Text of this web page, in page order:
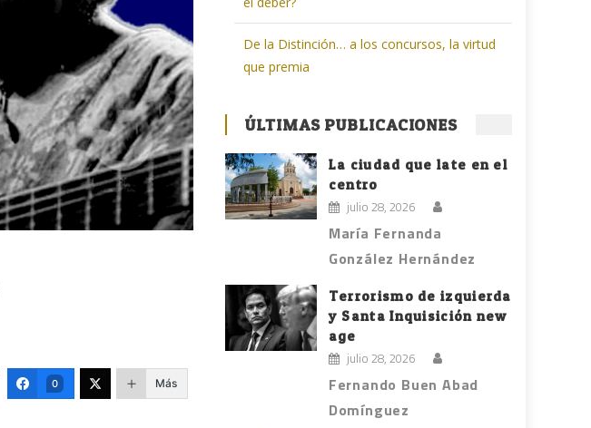
0 Más
De la Distinción… a los concursos, la virtud
que premia
ÚLTIMAS PUBLICACIONES
La ciudad que late en el
centro
julio 28, 2026
María Fernanda
González Hernández
Terrorismo de izquierda
y Santa Inquisición new
age
julio 28, 2026
Fernando Buen Abad
Domínguez